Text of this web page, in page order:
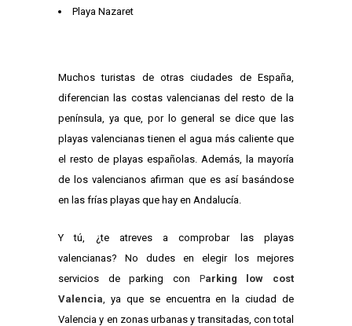
Playa Nazaret
Muchos turistas de otras ciudades de España,
diferencian las costas valencianas del resto de la
península, ya que, por lo general se dice que las
playas valencianas tienen el agua más caliente que
el resto de playas españolas. Además, la mayoría
de los valencianos afirman que es así basándose
en las frías playas que hay en Andalucía.
Y tú, ¿te atreves a comprobar las playas
valencianas? No dudes en elegir los mejores
servicios de parking con Parking low cost
Valencia, ya que se encuentra en la ciudad de
Valencia y en zonas urbanas y transitadas, con total